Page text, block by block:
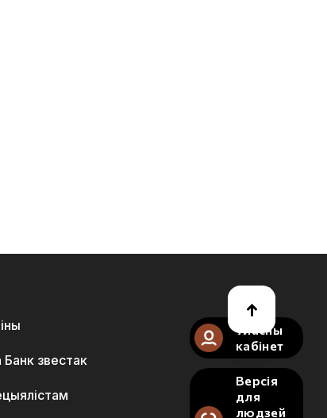
Банк звестак
Уласны
кабінет
Версія
для
людзей